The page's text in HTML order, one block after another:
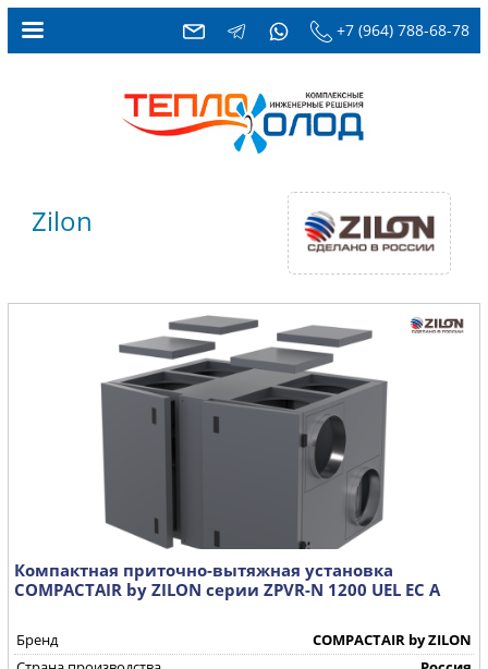
+7 (964) 788-68-78
Zilon
Компактная приточно-вытяжная установка
COMPACTAIR by ZILON серии ZPVR-N 1200 UEL EC A
Бренд
COMPACTAIR by ZILON